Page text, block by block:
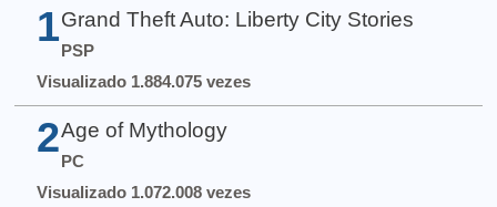
1 Grand Theft Auto: Liberty City Stories
PSP
Visualizado 1.884.075 vezes
2 Age of Mythology
PC
Visualizado 1.072.008 vezes